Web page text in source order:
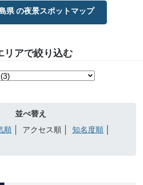
県 の夜景スポットマップ
リアで絞り込む
並べ替え
順 アクセス順
知名度順